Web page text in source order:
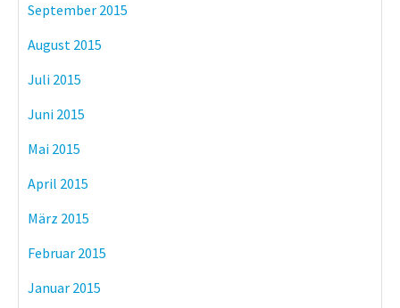
September 2015
August 2015
Juli 2015
Juni 2015
Mai 2015
April 2015
März 2015
Februar 2015
Januar 2015